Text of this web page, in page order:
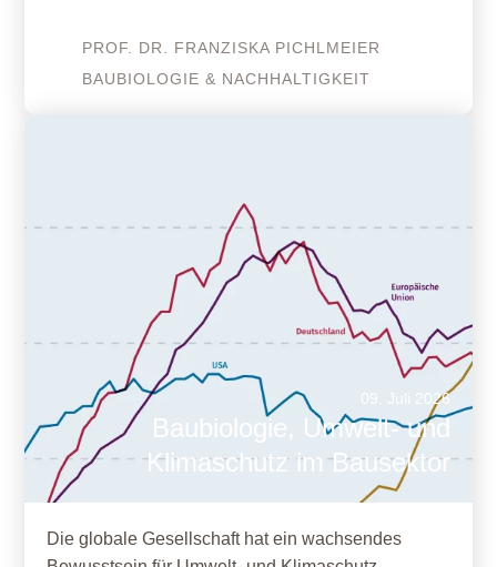
PROF. DR. FRANZISKA PICHLMEIER
BAUBIOLOGIE & NACHHALTIGKEIT
09. Juli 2026
Baubiologie, Umwelt- und
Klimaschutz im Bausektor
Die globale Gesellschaft hat ein wachsendes